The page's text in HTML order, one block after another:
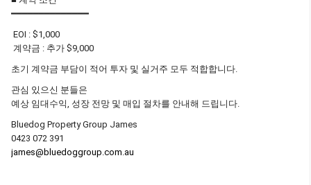
━━━━━━━━━━━━━━
EOI : $1,000
계약금 : 추가 $9,000
초기 계약금 부담이 적어 투자 및 실거주 모두 적합합니다.
관심 있으신 분들은
예상 임대수익, 성장 전망 및 매입 절차를 안내해 드립니다.
Bluedog Property Group James
0423 072 391
james@bluedoggroup.com.au